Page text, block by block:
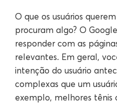
O que os usuários
procuram algo? O
responder com as
relevantes. Em geral,
intenção do usuário
complexas que um
exemplo, melhores tênis